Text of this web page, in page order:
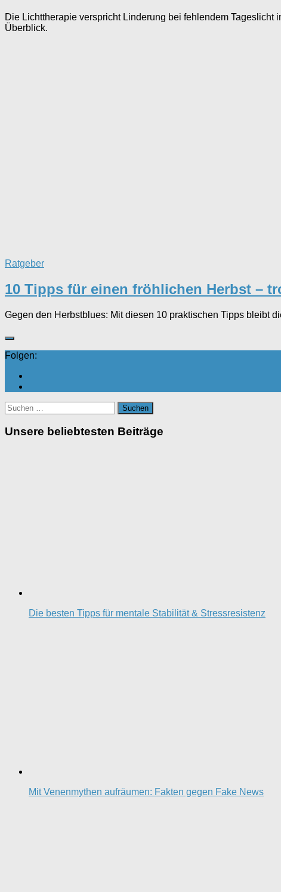
Die Lichttherapie verspricht Linderung bei fehlendem
Überblick.
Ratgeber
10 Tipps für einen fröhlichen Herbst –
Gegen den Herbstblues: Mit diesen 10 praktischen Tipps bleibt
Folgen:
Suchen
nach:
Unsere beliebtesten Beiträge
Die besten Tipps für mentale Stabilität & Stressresistenz
Mit Venenmythen aufräumen: Fakten gegen Fake News